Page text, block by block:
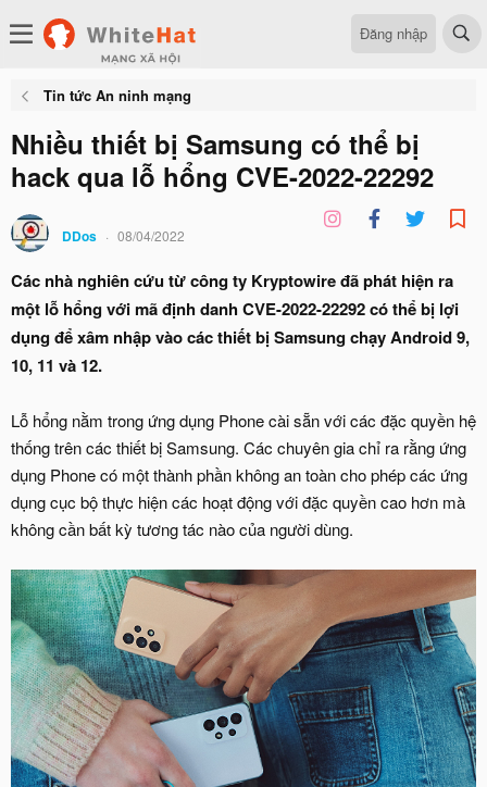
Đăng nhập
Tin tức An ninh mạng
Nhiều thiết bị Samsung có thể bị
hack qua lỗ hổng CVE-2022-22292
DDos 08/04/2022
Các nhà nghiên cứu từ công ty Kryptowire đã phát hiện ra
một lỗ hổng với mã định danh CVE-2022-22292 có thể bị lợi
dụng để xâm nhập vào các thiết bị Samsung chạy Android 9,
10, 11 và 12.
Lỗ hổng nằm trong ứng dụng Phone cài sẵn với các đặc quyền hệ
thống trên các thiết bị Samsung. Các chuyên gia chỉ ra rằng ứng
dụng Phone có một thành phần không an toàn cho phép các ứng
dụng cục bộ thực hiện các hoạt động với đặc quyền cao hơn mà
không cần bất kỳ tương tác nào của người dùng.